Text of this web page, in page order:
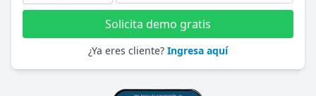
Solicita demo gratis
¿Ya eres cliente? Ingresa aquí